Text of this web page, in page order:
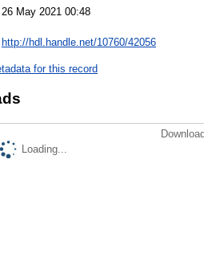
26 May 2021 00:48
http://hdl.handle.net/10760/42056
for this record
Loading...